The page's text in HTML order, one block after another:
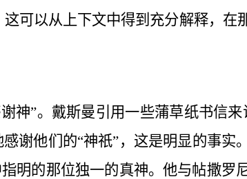
这可以从上下文中得到充分解释，在
神”。戴斯曼引用一些蒲草纸书信
谢他们的“神祇”，这是明显的事实
明的那位独一的真神。他与帖撒罗